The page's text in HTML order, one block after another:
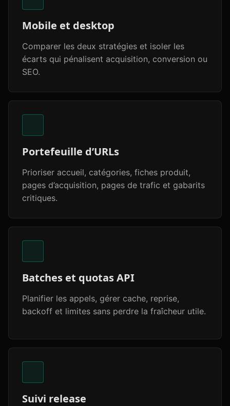
Mobile et desktop
Comparer les deux stratégies et isoler les
écarts qui pénalisent acquisition, conversion ou
SEO.
Portefeuille d’URLs
Prioriser accueil, catégories, fiches produit,
pages d’acquisition, pages de trafic et gabarits
critiques.
Batches et quotas API
Planifier les appels, gérer cache, reprise,
backoff et limites sans perdre la fraîcheur utile.
Suivi release